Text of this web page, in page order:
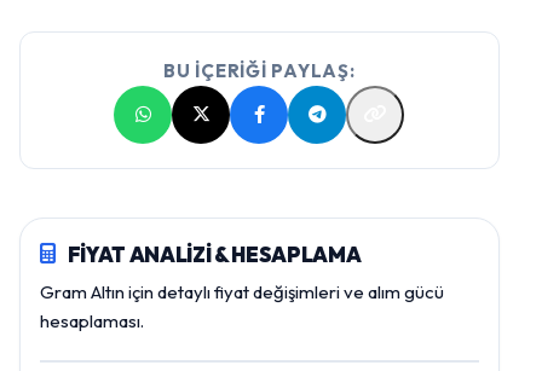
BU İÇERİĞİ PAYLAŞ:
FİYAT ANALİZİ & HESAPLAMA
Gram Altın için detaylı fiyat değişimleri ve alım gücü
hesaplaması.